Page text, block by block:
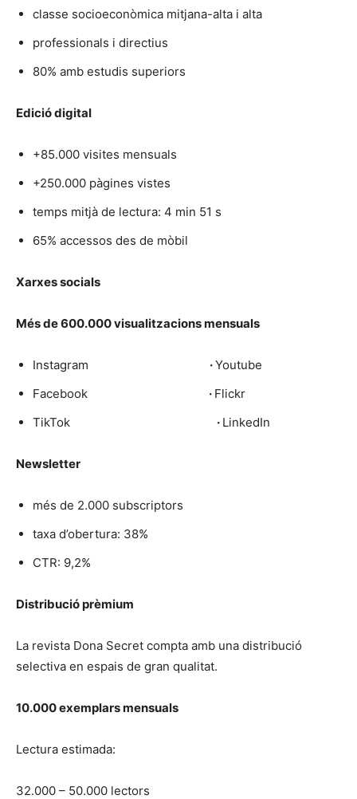
classe socioeconòmica mitjana-alta i alta
professionals i directius
80% amb estudis superiors
Edició digital
+85.000 visites mensuals
+250.000 pàgines vistes
temps mitjà de lectura: 4 min 51 s
65% accessos des de mòbil
Xarxes socials
Més de 600.000 visualitzacions mensuals
Instagram ·Youtube
Facebook · Flickr
TikTok · LinkedIn
Newsletter
més de 2.000 subscriptors
taxa d’obertura: 38%
CTR: 9,2%
Distribució prèmium
La revista Dona Secret compta amb una distribució
selectiva en espais de gran qualitat.
10.000 exemplars mensuals
Lectura estimada:
32.000 – 50.000 lectors